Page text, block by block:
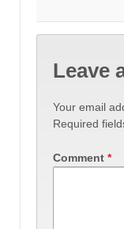
Leave
Your email
Required
Comment *